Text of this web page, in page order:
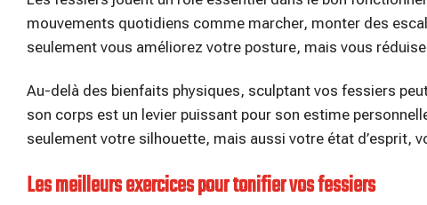
mouvements quotidiens comme marcher, monter des
seulement vous améliorez votre posture, mais vous
Au-delà des bienfaits physiques, sculptant vos fessiers
son corps est un levier puissant pour son estime
seulement votre silhouette, mais aussi votre état d’esprit,
Les meilleurs exercices pour tonifier vos fessiers